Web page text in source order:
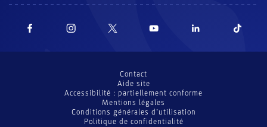
Contact
Aide site
Accessibilité : partiellement conforme
Mentions légales
Conditions générales d’utilisation
Politique de confidentialité